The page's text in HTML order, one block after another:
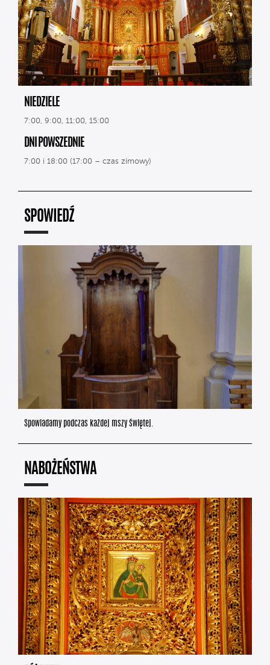
NIEDZIELE
7:00, 9:00, 11:00, 15:00
DNI POWSZEDNIE
7:00 i 18:00 (17:00 – czas zimowy)
SPOWIEDŹ
Spowiadamy podczas każdej mszy świętej.
NABOŻEŃSTWA